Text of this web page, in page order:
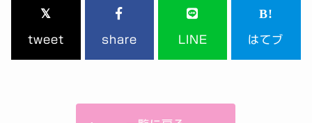
tweet share LINE はてブ